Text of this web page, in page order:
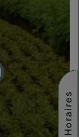
Horaires